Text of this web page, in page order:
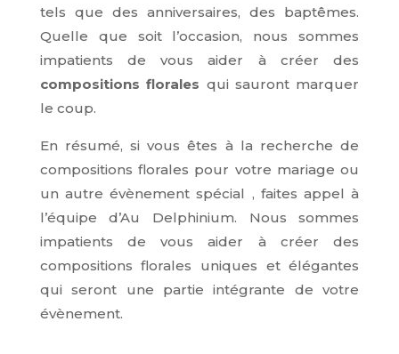
tels que des anniversaires, des baptêmes.
Quelle que soit l’occasion, nous sommes
impatients de vous aider à créer des
compositions florales qui sauront marquer
le coup.
En résumé, si vous êtes à la recherche de
compositions florales pour votre mariage ou
un autre évènement spécial , faites appel à
l’équipe d’Au Delphinium. Nous sommes
impatients de vous aider à créer des
compositions florales uniques et élégantes
qui seront une partie intégrante de votre
évènement.